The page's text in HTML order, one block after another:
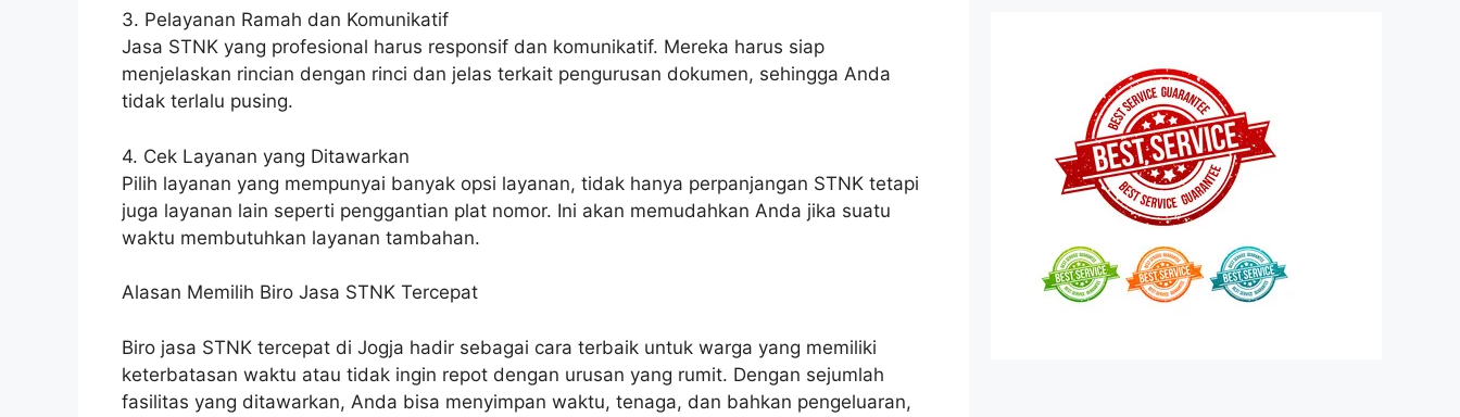
3. Pelayanan Ramah dan Komunikatif
Jasa STNK yang profesional harus responsif dan komunikatif. Mereka harus siap
menjelaskan rincian dengan rinci dan jelas terkait pengurusan dokumen, sehingga Anda
tidak terlalu pusing.
4. Cek Layanan yang Ditawarkan
Pilih layanan yang mempunyai banyak opsi layanan, tidak hanya perpanjangan STNK tetapi
juga layanan lain seperti penggantian plat nomor. Ini akan memudahkan Anda jika suatu
waktu membutuhkan layanan tambahan.
Alasan Memilih Biro Jasa STNK Tercepat
Biro jasa STNK tercepat di Jogja hadir sebagai cara terbaik untuk warga yang memiliki
keterbatasan waktu atau tidak ingin repot dengan urusan yang rumit. Dengan sejumlah
fasilitas yang ditawarkan, Anda bisa menyimpan waktu, tenaga, dan bahkan pengeluaran,